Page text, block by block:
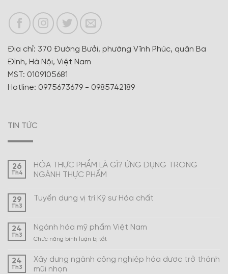
Địa chỉ: 370 Đường Bưởi, phường Vĩnh Phúc, quận Ba
Đình, Hà Nội, Việt Nam
MST: 0109105681
Hotline: 0975673679 - 0985742189
TIN TỨC
26
Th4
HÓA THỰC PHẨM LÀ GÌ? ỨNG DỤNG TRONG
NGÀNH THỰC PHẨM
29
Th3
Tuyển dụng vị trí Kỹ sư Hóa chất
24
Th3
Ngành hóa mỹ phẩm Việt Nam
Chức năng bình luận bị tắtở
mỹ
24
Th3
Xây dựng ngành công nghiệp hóa dược trở thành
mũi nhọn